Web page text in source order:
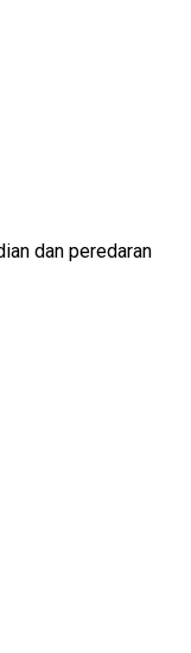
dan peredaran